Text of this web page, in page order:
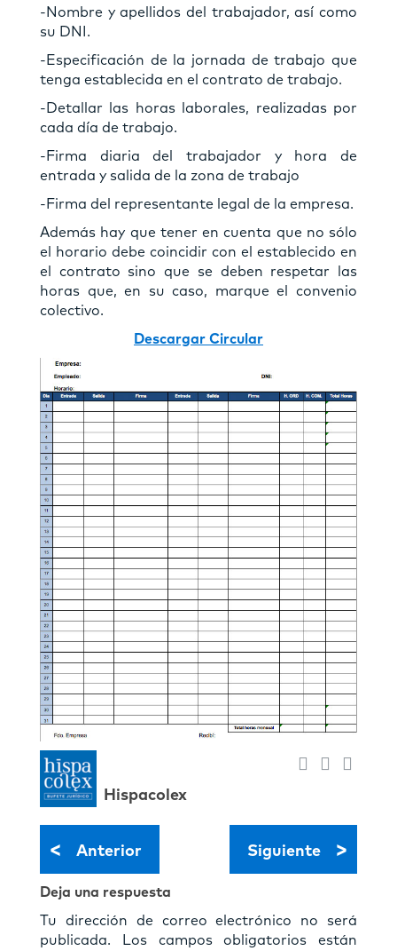
-Nombre y apellidos del trabajador, así como
su DNI.
-Especificación de la jornada de trabajo que
tenga establecida en el contrato de trabajo.
-Detallar las horas laborales, realizadas por
cada día de trabajo.
-Firma diaria del trabajador y hora de
entrada y salida de la zona de trabajo
-Firma del representante legal de la empresa.
Además hay que tener en cuenta que no sólo
el horario debe coincidir con el establecido en
el contrato sino que se deben respetar las
horas que, en su caso, marque el convenio
colectivo.
Descargar Circular
Hispacolex
< Anterior Siguiente >
Deja una respuesta
Tu dirección de correo electrónico no será
publicada.
Los campos obligatorios están